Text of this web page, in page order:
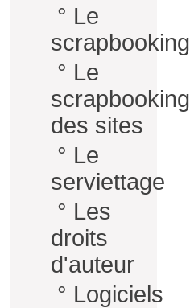
° Le
scrapbooking
° Le
scrapbooking
des sites
° Le
serviettage
° Les
droits
d'auteur
° Logiciels